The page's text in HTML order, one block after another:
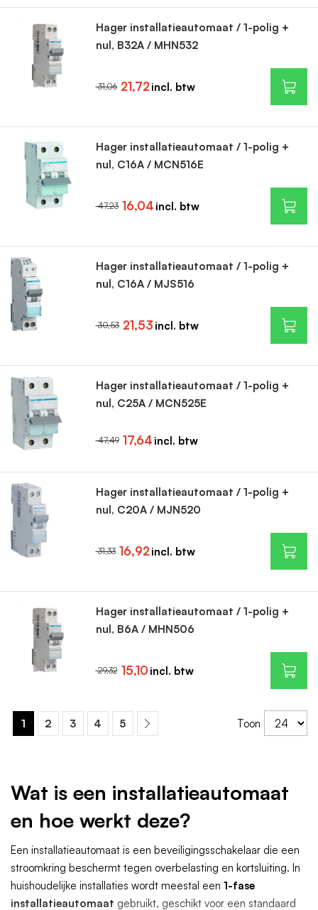
Hager installatieautomaat / 1-polig +
nul, B32A / MHN532
21,72
31,06
Hager installatieautomaat / 1-polig +
nul, C16A / MCN516E
16,04
47,23
Hager installatieautomaat / 1-polig +
nul, C16A / MJS516
21,53
30,53
Hager installatieautomaat / 1-polig +
nul, C25A / MCN525E
17,64
47,49
Hager installatieautomaat / 1-polig +
nul, C20A / MJN520
16,92
31,33
Hager installatieautomaat / 1-polig +
nul, B6A / MHN506
15,10
29,32
1 2 3 4 5 Toon
Wat is een installatieautomaat
en hoe werkt deze?
Een installatieautomaat is een beveiligingsschakelaar die een
stroomkring beschermt tegen overbelasting en kortsluiting. In
huishoudelijke installaties wordt meestal een 1-fase
installatieautomaat gebruikt, geschikt voor een standaard